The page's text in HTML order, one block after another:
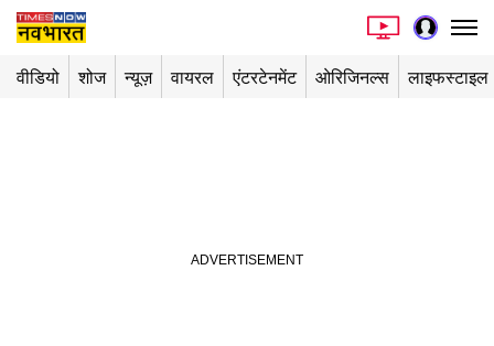
वीडियो शोज न्यूज़ वायरल एंटरटेनमेंट ओरिजिनल्स लाइफस्टाइल